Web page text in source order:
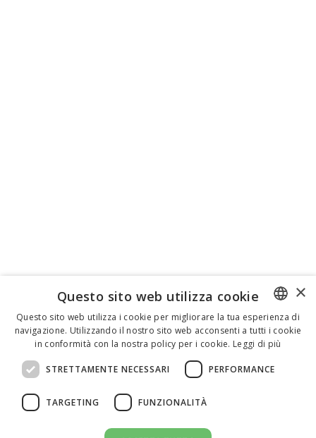
ENGLISH
×
Questo sito web utilizza cookie
Questo sito web utilizza i cookie per migliorare la tua esperienza di
navigazione. Utilizzando il nostro sito web acconsenti a tutti i cookie
in conformità con la nostra policy per i cookie. Leggi di più
STRETTAMENTE NECESSARI PERFORMANCE
TARGETING FUNZIONALITÀ